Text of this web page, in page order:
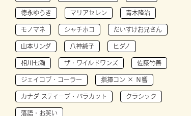
徳永ゆうき マリアセレン 青木隆治
モノマネ シャチホコ だいすけお兄さん
山本リンダ 八神純子 ヒダノ
相川七瀬 ザ・ワイルドワンズ 佐藤竹善
ジェイコブ・コーラー 指揮コン × Ｎ響
カナダ スティーブ・バラカット クラシック
落語・お笑い